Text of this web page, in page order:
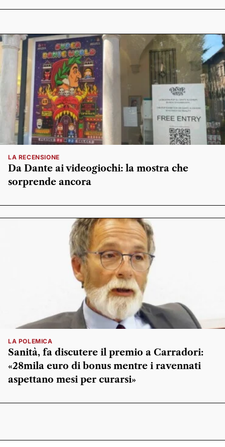
LA RECENSIONE
Da Dante ai videogiochi: la mostra che
sorprende ancora
LA POLEMICA
Sanità, fa discutere il premio a Carradori:
«28mila euro di bonus mentre i ravennati
aspettano mesi per curarsi»